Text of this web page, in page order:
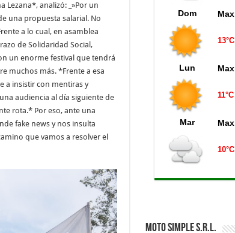
analizó: _»Por un
una propuesta salarial. No
a lo cual, en asamblea
de Solidaridad Social,
un enorme festival que tendrá
muchos más. *Frente a esa
a insistir con mentiras y
audiencia al día siguiente de
rota.* Por eso, ante una
fake news y nos insulta
que vamos a resolver el
Dom Max
13°C
Lun Max
11°C
Mar Max
10°C
MOTO SIMPLE S.R.L.